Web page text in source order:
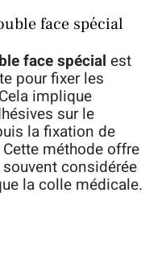
face spécial
face spécial est
pour fixer les
implique
sur le
la fixation de
méthode offre
considérée
la colle médicale.